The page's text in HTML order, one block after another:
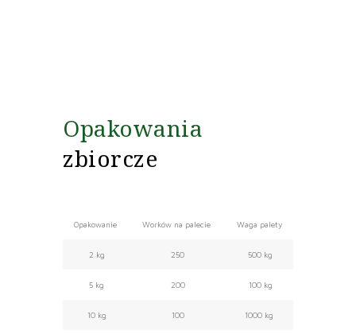
Opakowania
zbiorcze
Opakowanie Worków na palecie Waga palety
2 kg 250 500 kg
5 kg 200 100 kg
10 kg 100 1000 kg